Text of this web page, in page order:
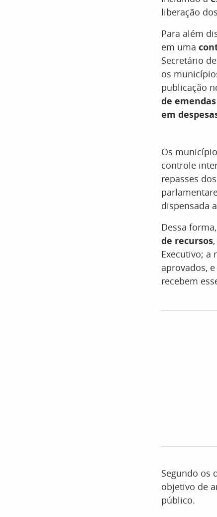
liberação
Para além
em uma
Secretário
os
publicação
de
em
Os
controle
repasses
dispensada
Dessa
de recursos
Executivo; a
aprovados,
recebem
Segundo os
objetivo de
público.